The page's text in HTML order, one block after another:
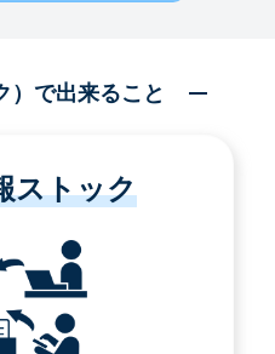
で出来ること
ストック